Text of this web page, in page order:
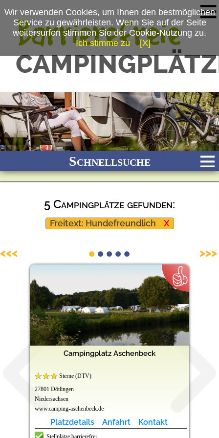
Schnellsuche
Fluss Meer Gebirge See
Wald/Wiesen
Ganzjährig geöffnet
Barrierefreie Campingplätze
5 Campingplätze gefunden:
Freitext: Hundefreundlich X
Campingplatz Aschenbeck
Sterne (DTV)
27801 Dötlingen
Niedersachsen
www.camping-aschenbeck.de
Platzdetails Anfahrt Kontakt
Stellplätze barrierefrei
<<< >>>
Wir verwenden Cookies, um Ihnen den bestmöglichen
Service zu gewährleisten. Wenn Sie auf der Seite
weitersurfen stimmen Sie der Cookie-Nutzung zu.
Ich stimme zu
[X]